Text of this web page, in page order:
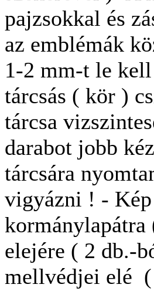
pajzsokkal és
az emblémák
1-2 mm-t le
tárcsás ( kör )
tárcsa
darabot jobb
tárcsára
vigyázni ! -
elejére ( 2 db.-
mellvédjei elé